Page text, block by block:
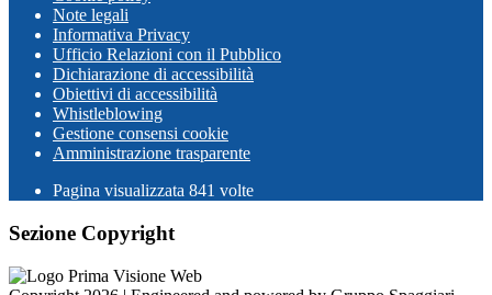
Note legali
Informativa Privacy
Ufficio Relazioni con il Pubblico
Dichiarazione di accessibilità
Obiettivi di accessibilità
Whistleblowing
Gestione consensi cookie
Amministrazione trasparente
Pagina visualizzata 841 volte
Sezione Copyright